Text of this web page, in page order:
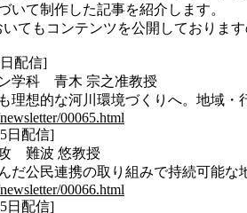
いて制作した記事を紹介します。
てもコンテンツを公開しておりま
日配信]
学科 青木 宗之准教授
想的な河川環境づくりへ。地域・
00065.html
日配信]
難波 悠教授
だ公民連携の取り組みで持続可能な
00066.html
日配信]